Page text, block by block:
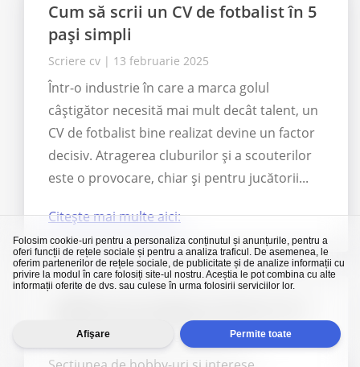
Folosim cookie-uri pentru a personaliza conținutul și anunțurile, pentru a
oferi funcții de rețele sociale și pentru a analiza traficul. De asemenea, le
oferim partenerilor de rețele sociale, de publicitate și de analize informații cu
privire la modul în care folosiți site-ul nostru. Aceștia le pot combina cu alte
informații oferite de dvs. sau culese în urma folosirii serviciilor lor.
Afişare Permite toate
Cum să scrii un CV de fotbalist în 5
pași simpli
Scriere cv | 13 februarie 2025
Într-o industrie în care a marca golul
câștigător necesită mai mult decât talent, un
CV de fotbalist bine realizat devine un factor
decisiv. Atragerea cluburilor și a scouterilor
este o provocare, chiar și pentru jucătorii...
Citește mai multe aici:
Scriere cv| 05 februarie 2025